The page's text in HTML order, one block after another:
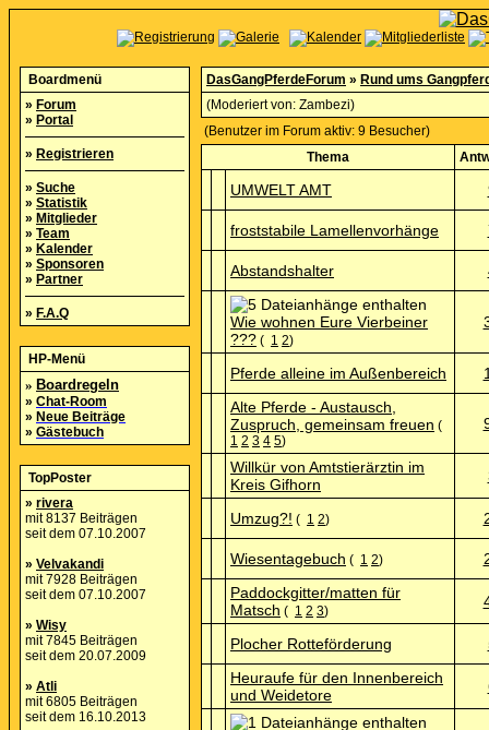
Boardmenü
» Forum
» Portal
» Registrieren
» Suche
» Statistik
» Mitglieder
» Team
» Kalender
» Sponsoren
» Partner
» F.A.Q
HP-Menü
» Boardregeln
» Chat-Room
» Neue Beiträge
» Gästebuch
TopPoster
» rivera
mit 8137 Beiträgen
seit dem 07.10.2007
» Velvakandi
mit 7928 Beiträgen
seit dem 07.10.2007
» Wisy
mit 7845 Beiträgen
seit dem 20.07.2009
» Atli
mit 6805 Beiträgen
seit dem 16.10.2013
DasGangPferdeForum » Rund ums
(Moderiert von: Zambezi)
(Benutzer im Forum aktiv: 9 Besucher)
Thema
UMWELT AMT
froststabile Lamellenvorhänge
Abstandshalter
Wie wohnen Eure Vierbeiner
??? ( 1 2)
Pferde alleine im Außenbereich
Alte Pferde - Austausch,
Zuspruch, gemeinsam freuen (
1 2 3 4 5)
Willkür von Amtstierärztin im
Kreis Gifhorn
Umzug?! ( 1 2)
Wiesentagebuch ( 1 2)
Paddockgitter/matten für
Matsch ( 1 2 3)
Plocher Rotteförderung
Heuraufe für den Innenbereich
und Weidetore